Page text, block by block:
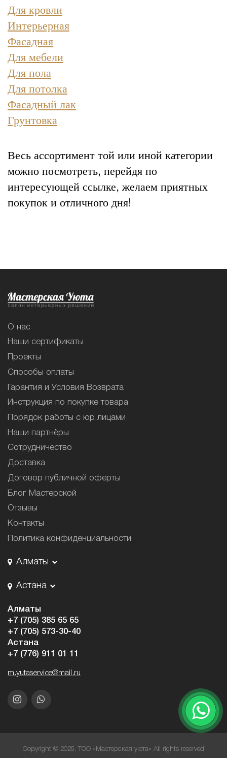
Для кровли
Интерьерная
Фасадная
Для мебели
Для пола
Для потолка
Фасадный лак
Грунтовка
Весь ассортимент той или иной категории
можно посмотреть, перейдя по
интересующей ссылке, желаем приятных
покупок и отличного дня!
О нас
Наши сертификаты
Проекты
Способы оплаты
Гарантия и Условия Возврата
Инструкция по покупке товара
Порядок работы с юр.лицами
Наши партнёры
Сотрудничество
Доставка
Договор публичной оферты
Блог Мастерской
Отзывы
Контакты
Политика конфиденциальности
Алматы
Астана
Алматы
+7 (705) 385 65 65
+7 (705) 573-30-40
Астана
+7 (776) 911 01 11
m.yutaservice@mail.ru
Copyright © 2025. ТОО «Мастерская уюта» All rights reserved